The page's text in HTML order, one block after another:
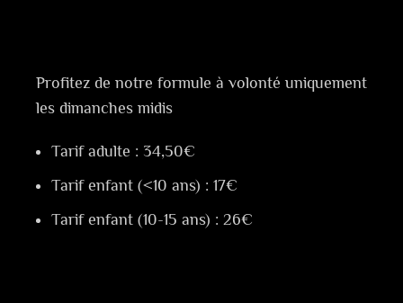
Profitez de notre formule à volonté uniquement
les dimanches midis
Tarif adulte : 34,50€
Tarif enfant (<10 ans) : 17€
Tarif enfant (10-15 ans) : 26€